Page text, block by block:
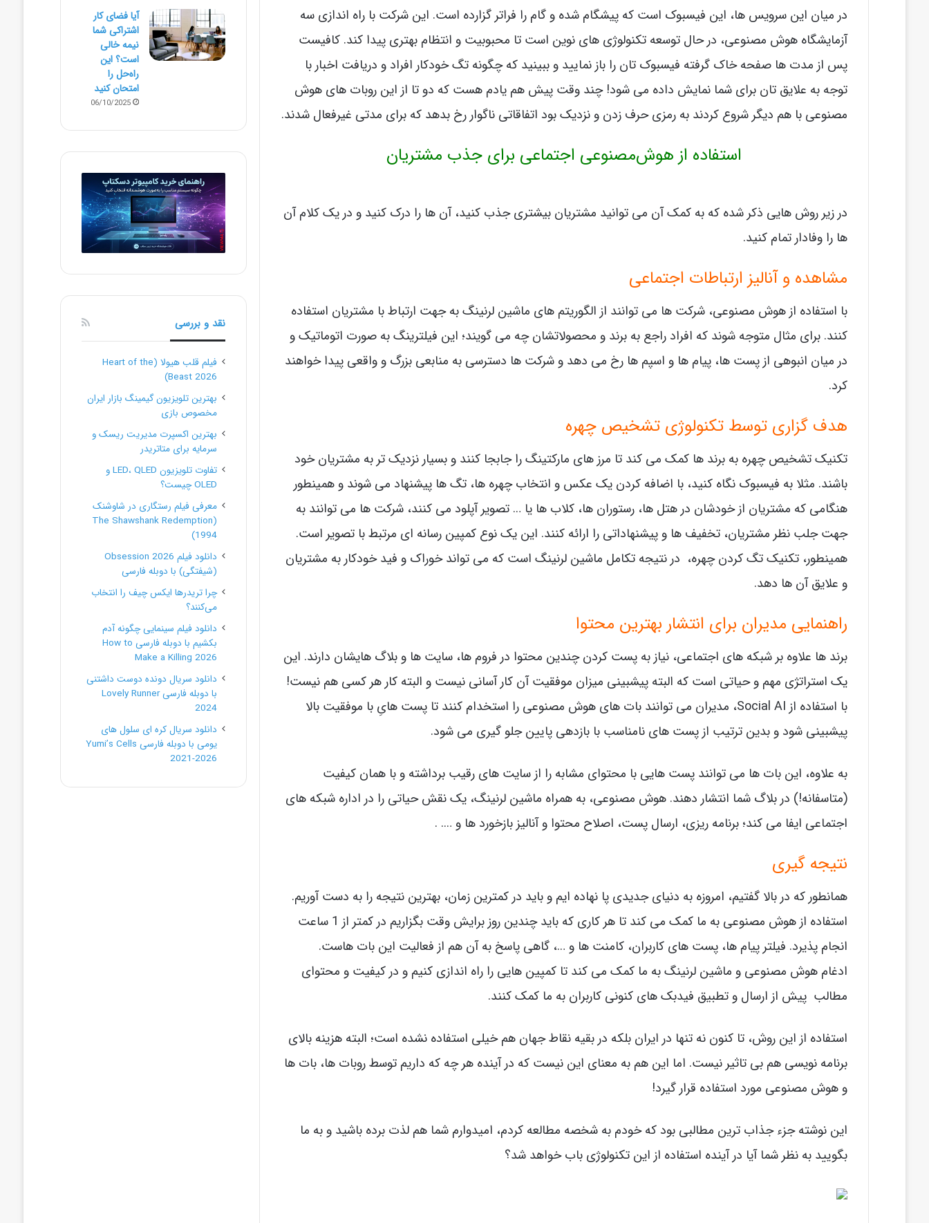
در میان این سرویس ها، این فیسبوک است که پیشگام شده و گام را فراتر گزارده است. این شرکت با راه اندازی سه
آزمایشگاه هوش مصنوعی، در حال توسعه تکنولوژی های نوین است تا محبوبیت و انتظام بهتری پیدا کند. کافیست
پس از مدت ها صفحه خاک گرفته فیسبوک تان را باز نمایید و ببینید که چگونه تگ خودکار افراد و دریافت اخبار با
توجه به علایق تان برای شما نمایش داده می شود! چند وقت پیش هم یادم هست که دو تا از این روبات های هوش
مصنوعی با هم دیگر شروع کردند به رمزی حرف زدن و نزدیک بود اتفاقاتی ناگوار رخ بدهد که برای مدتی غیرفعال شدند.
استفاده از هوش‌مصنوعی اجتماعی برای جذب مشتریان
در زیر روش هایی ذکر شده که به کمک آن می توانید مشتریان بیشتری جذب کنید، آن ها را درک کنید و در یک کلام آن
ها را وفادار تمام کنید.
مشاهده و آنالیز ارتباطات اجتماعی
با استفاده از هوش مصنوعی، شرکت ها می توانند از الگوریتم های ماشین لرنینگ به جهت ارتباط با مشتریان استفاده
کنند. برای مثال متوجه شوند که افراد راجع به برند و محصولاتشان چه می گویند؛ این فیلترینگ به صورت اتوماتیک و
در میان انبوهی از پست ها، پیام ها و اسپم ها رخ می دهد و شرکت ها دسترسی به منابعی بزرگ و واقعی پیدا خواهند
کرد.
هدف گزاری توسط تکنولوژی تشخیص چهره
تکنیک تشخیص چهره به برند ها کمک می کند تا مرز های مارکتینگ را جابجا کنند و بسیار نزدیک تر به مشتریان خود
باشند. مثلا به فیسبوک نگاه کنید، با اضافه کردن یک عکس و انتخاب چهره ها، تگ ها پیشنهاد می شوند و همینطور
هنگامی که مشتریان از خودشان در هتل ها، رستوران ها، کلاب ها یا … تصویر آپلود می کنند، شرکت ها می توانند به
جهت جلب نظر مشتریان، تخفیف ها و پیشنهاداتی را ارائه کنند. این یک نوع کمپین رسانه ای مرتبط با تصویر است.
همینطور، تکنیک تگ کردن چهره، در نتیجه تکامل ماشین لرنینگ است که می تواند خوراک و فید خودکار به مشتریان
و علایق آن ها دهد.
راهنمایی مدیران برای انتشار بهترین محتوا
برند ها علاوه بر شبکه های اجتماعی، نیاز به پست کردن چندین محتوا در فروم ها، سایت ها و بلاگ هایشان دارند. این
یک استراتژی مهم و حیاتی است که البته پیشبینی میزان موفقیت آن کار آسانی نیست و البته کار هر کسی هم نیست!
با استفاده از Social AI، مدیران می توانند بات های هوش مصنوعی را استخدام کنند تا پست هایِ با موفقیت بالا
پیشبینی شود و بدین ترتیب از پست های نامناسب با بازدهی پایین جلو گیری می شود.
به علاوه، این بات ها می توانند پست هایی با محتوای مشابه را از سایت های رقیب برداشته و با همان کیفیت
(متاسفانه!) در بلاگ شما انتشار دهند. هوش مصنوعی، به همراه ماشین لرنینگ، یک نقش حیاتی را در اداره شبکه های
اجتماعی ایفا می کند؛ برنامه ریزی، ارسال پست، اصلاح محتوا و آنالیز بازخورد ها و …. .
نتیجه گیری
همانطور که در بالا گفتیم، امروزه به دنیای جدیدی پا نهاده ایم و باید در کمترین زمان، بهترین نتیجه را به دست آوریم.
استفاده از هوش مصنوعی به ما کمک می کند تا هر کاری که باید چندین روز برایش وقت بگزاریم در کمتر از 1 ساعت
انجام پذیرد. فیلتر پیام ها، پست های کاربران، کامنت ها و …، گاهی پاسخ به آن هم از فعالیت این بات هاست.
ادغام هوش مصنوعی و ماشین لرنینگ به ما کمک می کند تا کمپین هایی را راه اندازی کنیم و در کیفیت و محتوای
مطالب پیش از ارسال و تطبیق فیدبک های کنونی کاربران به ما کمک کنند.
استفاده از این روش، تا کنون نه تنها در ایران بلکه در بقیه نقاط جهان هم خیلی استفاده نشده است؛ البته هزینه بالای
برنامه نویسی هم بی تاثیر نیست. اما این هم به معنای این نیست که در آینده هر چه که داریم توسط روبات ها، بات ها
و هوش مصنوعی مورد استفاده قرار گیرد!
این نوشته جزء جذاب ترین مطالبی بود که خودم به شخصه مطالعه کردم، امیدوارم شما هم لذت برده باشید و به ما
بگویید به نظر شما آیا در آینده استفاده از این تکنولوژی باب خواهد شد؟
آیا فضای کار
اشتراکی شما
نیمه‌ خالی
است؟ این
راه‌حل را
امتحان کنید
06/10/2025
نقد و بررسی
فیلم قلب هیولا (Heart of the
Beast 2026)
بهترین تلویزیون گیمینگ بازار ایران
مخصوص بازی
بهترین اکسپرت مدیریت ریسک و
سرمایه برای متاتریدر
تفاوت تلویزیون LED، QLED و
OLED چیست؟
معرفی فیلم رستگاری در شاوشنک
(The Shawshank Redemption
1994)
دانلود فیلم Obsession 2026
(شیفتگی) با دوبله فارسی
چرا تریدرها ایکس چیف را انتخاب
می‌کنند؟
دانلود فیلم سینمایی چگونه آدم
بکشیم با دوبله فارسی How to
Make a Killing 2026
دانلود سریال دونده دوست داشتنی
با دوبله فارسی Lovely Runner
2024
دانلود سریال کره ای سلول های
یومی با دوبله فارسی Yumi’s Cells
2021-2026